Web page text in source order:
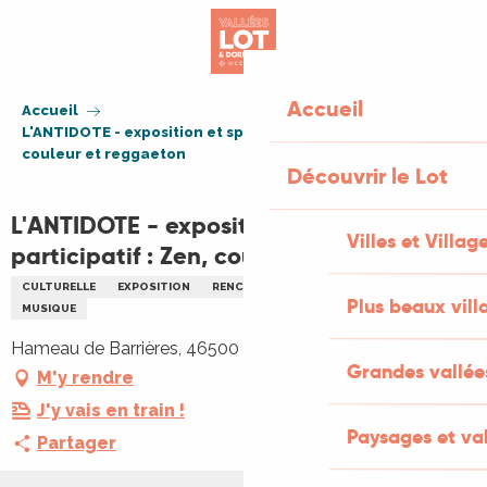
Accueil
Découvrir le Lot
Villes et
Plus beaux
Grandes
Paysages et
Accueil
L'ANTIDOTE - exposition et spectacle participatif : Zen,
couleur et reggaeton
L'ANTIDOTE - exposition et spectacle
participatif : Zen, couleur et reggaeton
CULTURELLE EXPOSITION RENCONTRES
MUSIQUE
Hameau de Barrières, 46500 Miers
M'y rendre
J'y vais en train !
Partager